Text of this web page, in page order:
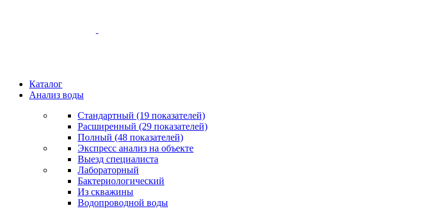
Каталог
Анализ воды
Стандартный (19 показателей)
Расширенный (29 показателей)
Полный (48 показателей)
Экспресс анализ на объекте
Выезд специалиста
Лабораторный
Бактериологический
Из скважины
Водопроводной воды